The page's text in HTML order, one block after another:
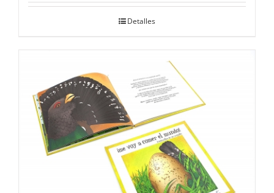
Detalles